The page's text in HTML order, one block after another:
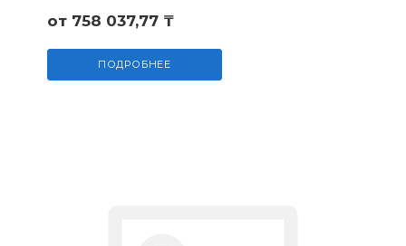
от 758 037,77 ₸
ПОДРОБНЕЕ